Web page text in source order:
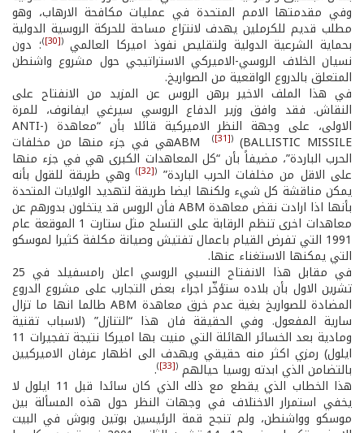
وفي مقدمتها الامم المتحدة في عمليات مكافحة الارهاب، وهو
مطلب قديم للكرملين يهدف لانتزاع مساحة للحركة الروسية الدولية
بحماية الشرعية الدولية ولتقليص نفوذ اميركا العالمي(
[30]
)؛ دون
نسيان الخلاف الروسي-الاميركي الاستراتيجي حول مشروع واشنطن
المتعلق بالدروع الواقعية من الصواريخ.
في هذا الملف الاخير برهن الروس عن المزيد من الانفتاح على
النقاش. فقد وافق وزير الدفاع الروسي سيرغي ايفانوف، للمرة
الاولى، على وجهة النظر الاميركية قائلا بأن “معاهدة (ANTI-
BALLISTIC MISSILE) ABM
([31]) هي في جزء منها من مخلفات
الحرب الباردة”، مضيفاً بأن “كل المعاهدات الكبرى هي في جزء منها
على الاقل من مخلفات الحرب الباردة” (
[32]
)وهي طريقة للقول بأنه
يمكن مناقشة كل شيء ولكنها ايضا طريقة لتهديد الولايات المتحدة
بأنها اذا ارادت نقض معاهدة ABM فأن الروس قد يتخلون بدورهم عن
معاهدات اخرى تنظم الرقابة على التسلح مثل ستارت 1 الموقعة عام
1991 التي تفرض القيام باعمال تفتيش وصيانة مكلفة كثيرا لموسكو
التي يمكنها الاستغناء عنها.
في مقابل هذا الانفتاح النسبي الروسي اعلن رامسفيلد في 25
تشرين الاول بأن بلاده ستؤخّر اجراء بعض التجارب على مشروع الدروع
المضادة للصواريخ بغية عدم خرق معاهدة ABM طالما انها ما تزال
سارية المفعول. وفي الحقيقة فان هذا “التنازل” (لاسباب تقنية
ومادية بعد الخسائر الهائلة التي منيت بها اميركا نتيجة تفجيرات 11
ايلول) رمزي اكثر منه حقيقي ويهدف الى اظهار عرفان الاميركيين
بالتضامن الذي ابدته روسيا حيالهم (
[33]
)
.
هذا الخطاب الذي يقطع مع ذلك الذي كان سائدا قبل 11 ايلول لا
يخفي استمرار الاختلاف في وجهات النظر حول هذه المسألة بين
موسكو وواشنطن، ولم تنجح قمة الرئيسين بوتين وبوش في البيت